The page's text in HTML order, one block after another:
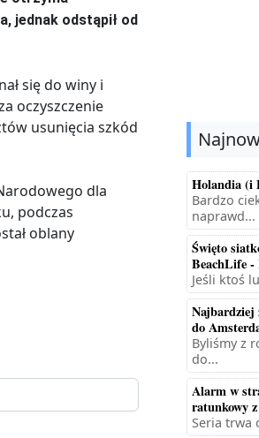
jednak odstąpił od
się do winy i
oczyszczenie
usunięcia szkód
dla
podczas
oblany
Holandia (i
Bardzo
naprawd...
Święto
BeachLife
Jeśli ktoś
Najbardziej
do
Byliśmy z
do...
Alarm w
ratunkowy
Seria trwa